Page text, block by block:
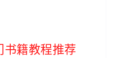
书籍教程推荐